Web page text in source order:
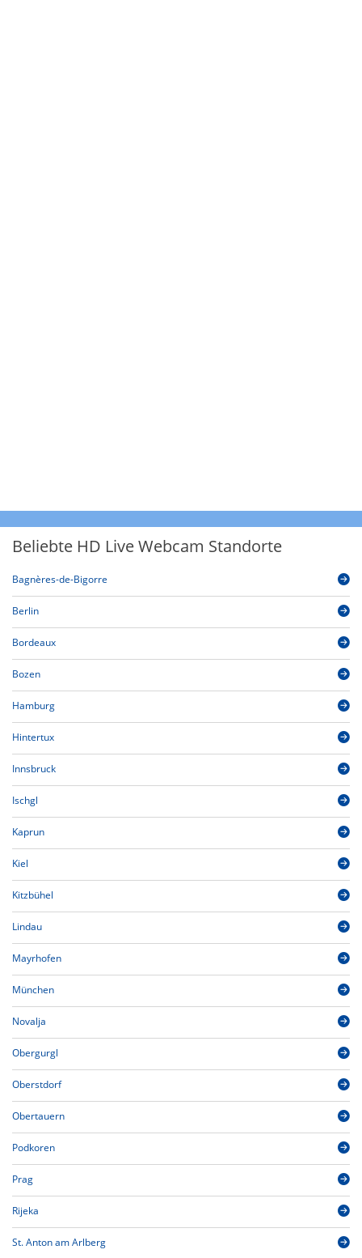
Beliebte HD Live Webcam Standorte
Bagnères-de-Bigorre
Berlin
Bordeaux
Bozen
Hamburg
Hintertux
Innsbruck
Ischgl
Kaprun
Kiel
Kitzbühel
Lindau
Mayrhofen
München
Novalja
Obergurgl
Oberstdorf
Obertauern
Podkoren
Prag
Rijeka
St. Anton am Arlberg